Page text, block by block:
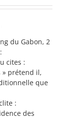
du Gabon, 2
cites :
» prétend il,
que
:
des